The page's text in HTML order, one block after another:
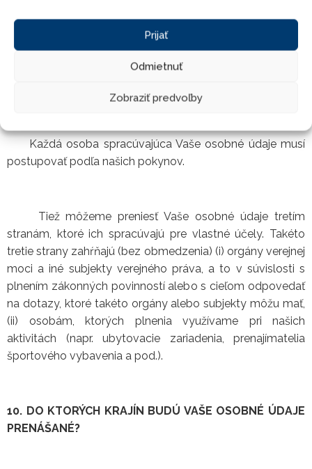
Prijať
Odmietnuť
Zobraziť predvoľby
zahŕňa napríklad poskytovateľov IT služieb (napríklad
dochádzkové a mzdové systémy a ich správa),
poskytovateľov vzdelávacích a školiacich kurzov,
poskytovateľov pracovnej zdravotnej služby, banky,
Každá osoba spracúvajúca Vaše osobné údaje musí
postupovať podľa našich pokynov.
Tiež môžeme preniesť Vaše osobné údaje tretím
stranám, ktoré ich spracúvajú pre vlastné účely. Takéto
tretie strany zahŕňajú (bez obmedzenia) (i) orgány verejnej
moci a iné subjekty verejného práva, a to v súvislosti s
plnením zákonných povinností alebo s cieľom odpovedať
na dotazy, ktoré takéto orgány alebo subjekty môžu mať,
(ii) osobám, ktorých plnenia využívame pri našich
aktivitách (napr. ubytovacie zariadenia, prenajímatelia
športového vybavenia a pod.).
10. DO KTORÝCH KRAJÍN BUDÚ VAŠE OSOBNÉ ÚDAJE
PRENÁŠANÉ?